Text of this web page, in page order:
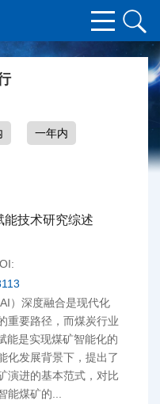
一年内
能技术研究综述
）深度融合是现代化
重要路径，而煤炭行业
能是实现煤矿智能化的
化发展背景下，提出了
演进的基本范式，对比
能煤矿的...